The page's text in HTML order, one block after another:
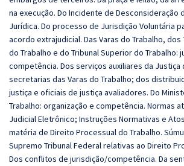
na execução. Do Incidente de Desconsideração
Jurídica. Do processo de Jurisdição Voluntária
acordo extrajudicial. Das Varas do Trabalho, dos
do Trabalho e do Tribunal Superior do Trabalho:
competência. Dos serviços auxiliares da Justiça
secretarias das Varas do Trabalho; dos
justiça e oficiais de justiça avaliadores. Do
Trabalho: organização e competência. Normas
Judicial Eletrônico; Instruções Normativas e
matéria de Direito Processual do Trabalho.
Supremo Tribunal Federal relativas ao Direito
Dos conflitos de jurisdição/competência. Da